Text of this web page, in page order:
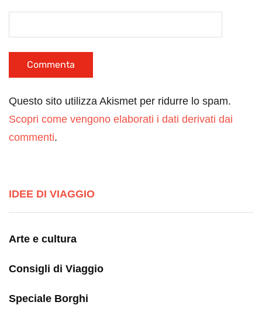
Questo sito utilizza Akismet per ridurre lo spam.
Scopri come vengono elaborati i dati derivati dai
commenti.
IDEE DI VIAGGIO
Arte e cultura
Consigli di Viaggio
Speciale Borghi